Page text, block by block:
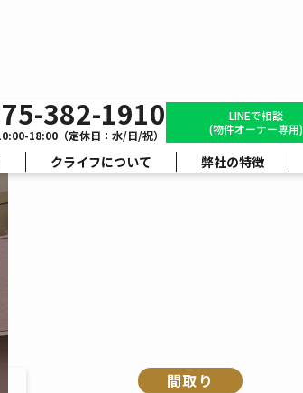
382-1910
18:00（定休日：水/日/祝）
LINEで相談
(物件オーナー専用)
クライフについて 弊社の特徴
ム塚原
間取り